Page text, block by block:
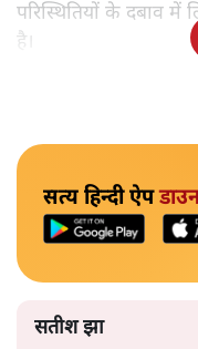
परिस्थितियों के दबाव
है।
सत्य हिन्दी ऐप
सतीश झा